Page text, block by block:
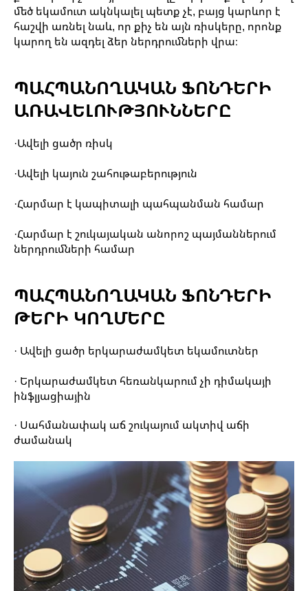
մեծ եկամուտ ակնկալել պետք չէ, բայց կարևոր է
հաշվի առնել նաև, որ քիչ են այն ռիսկերը, որոնք
կարող են ազդել ձեր ներդրումների վրա։
ՊԱՀՊԱՆՈՂԱԿԱՆ ՖՈՆԴԵՐԻ
ԱՌԱՎԵԼՈՒԹՅՈՒՆՆԵՐԸ
·Ավելի ցածր ռիսկ
·Ավելի կայուն շահութաբերություն
·Հարմար է կապիտալի պահպանման համար
·Հարմար է շուկայական անորոշ պայմաններում
ներդրումների համար
ՊԱՀՊԱՆՈՂԱԿԱՆ ՖՈՆԴԵՐԻ
ԹԵՐԻ ԿՈՂՄԵՐԸ
· Ավելի ցածր երկարաժամկետ եկամուտներ
· Երկարաժամկետ հեռանկարում չի դիմակայի
ինֆլյացիային
· Սահմանափակ աճ շուկայում ակտիվ աճի
ժամանակ